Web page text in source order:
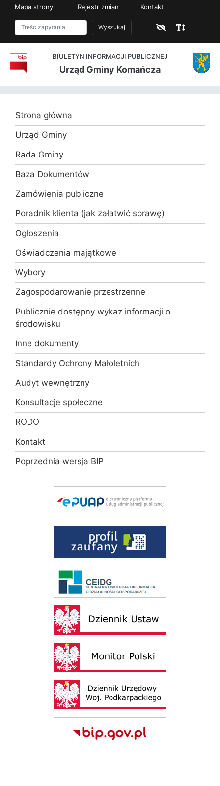
Mapa strony Rejestr zmian Kontakt
Wyszukaj
BIULETYN INFORMACJI PUBLICZNEJ
Urząd Gminy Komańcza
Strona główna
Urząd Gminy
Rada Gminy
Baza Dokumentów
Zamówienia publiczne
Poradnik klienta (jak załatwić sprawę)
Ogłoszenia
Oświadczenia majątkowe
Wybory
Zagospodarowanie przestrzenne
Publicznie dostępny wykaz informacji o
środowisku
Inne dokumenty
Standardy Ochrony Małoletnich
Audyt wewnętrzny
Konsultacje społeczne
RODO
Kontakt
Poprzednia wersja BIP